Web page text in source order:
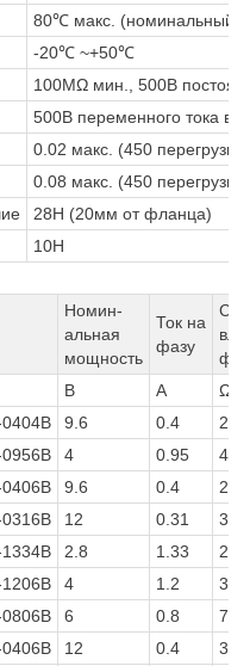
80℃ макс. (номинальный
-20℃ ~+50℃
100MΩ мин., 500В
500В переменного тока в
0.02 макс. (450 перегрузка)
0.08 макс. (450 перегрузка)
28Н (20мм от фланца)
10Н
Номин-
альная
мощность
Ток на
фазу
В А
Ω
9.6 0.4
24
4 0.95
4.2
9.6 0.4
24
12 0.31
2.8 1.33
2.1
4 1.2
3.3
6 0.8
7.5
12 0.4
30